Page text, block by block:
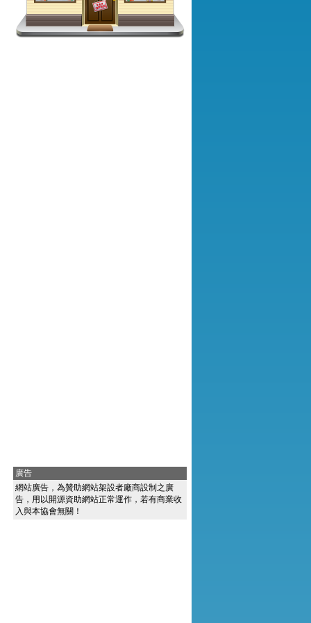
廣告
網站廣告，為贊助網站架設者廠商設制之廣
告，用以開源資助網站正常運作，若有商業收
入與本協會無關！